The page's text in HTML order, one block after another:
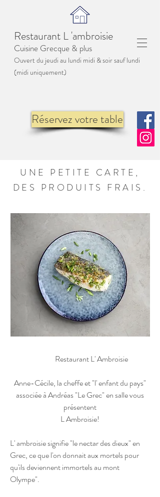
Restaurant L 'ambroisie
Cuisine Grecque & plus
Ouvert du jeudi au lundi midi & soir sauf lundi
(midi uniquement)
Réservez votre table
UNE PETITE CARTE,
DES PRODUITS FRAIS.
Restaurant L' Ambroisie
Anne-Cécile, la cheffe et "l' enfant du pays"
associée à Andréas "Le Grec" en salle vous
présentent
L Ambroisie!
L' ambroisie signifie "le nectar des dieux" en
Grec, ce que l'on donnait aux mortels pour
qu'ils deviennent immortels au mont
Olympe".